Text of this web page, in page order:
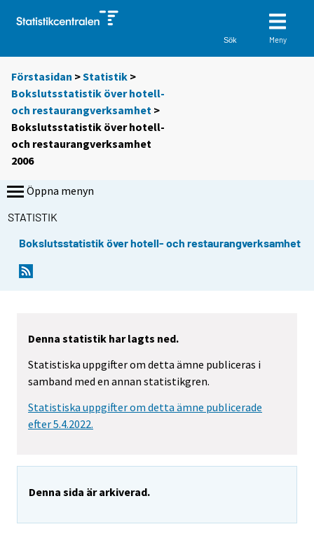
Sök Meny
Förstasidan >Statistik >
Bokslutsstatistik över hotell-
och restaurangverksamhet >
Bokslutsstatistik över hotell-
och restaurangverksamhet
2006
Öppna menyn
STATISTIK
Bokslutsstatistik över hotell- och restaurangverksamhet
Denna statistik har lagts ned.
Statistiska uppgifter om detta ämne publiceras i
samband med en annan statistikgren.
Statistiska uppgifter om detta ämne publicerade
efter 5.4.2022.
Denna sida är arkiverad.